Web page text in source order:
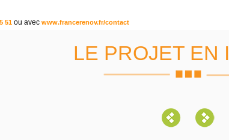
51 ou avec www.francerenov.fr/contact
LE PROJET EN